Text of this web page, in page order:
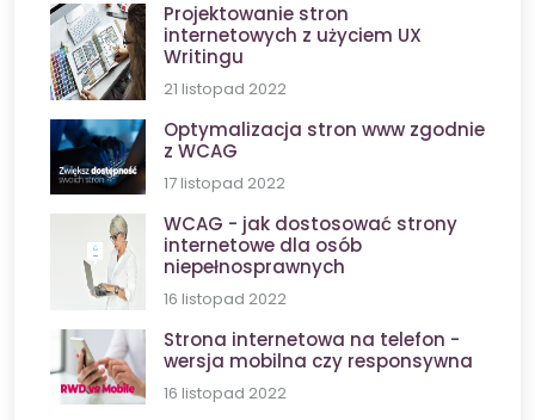
Projektowanie stron
internetowych z użyciem UX
Writingu
21 listopad 2022
Optymalizacja stron www zgodnie
z WCAG
17 listopad 2022
WCAG - jak dostosować strony
internetowe dla osób
niepełnosprawnych
16 listopad 2022
Strona internetowa na telefon -
wersja mobilna czy responsywna
16 listopad 2022